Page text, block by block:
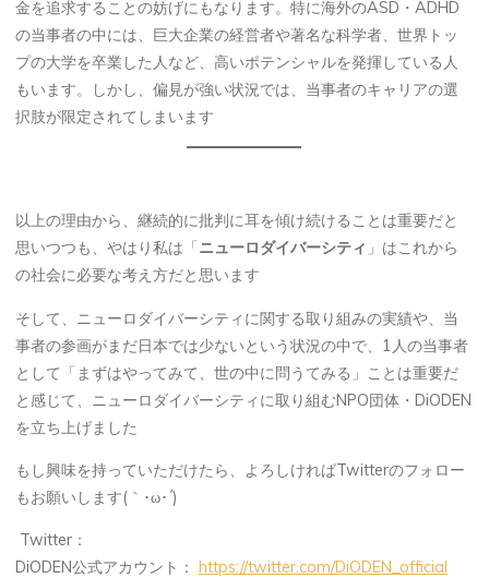
金を追求することの妨げにもなります。特に海外のASD・ADHD
の当事者の中には、巨大企業の経営者や著名な科学者、世界トッ
プの大学を卒業した人など、高いポテンシャルを発揮している人
もいます。しかし、偏見が強い状況では、当事者のキャリアの選
択肢が限定されてしまいます
以上の理由から、継続的に批判に耳を傾け続けることは重要だと
思いつつも、やはり私は「 ニューロダイバーシティ 」はこれから
の社会に必要な考え方だと思います
そして、ニューロダイバーシティに関する取り組みの実績や、当
事者の参画がまだ日本では少ないという状況の中で、1人の当事者
として「まずはやってみて、世の中に問うてみる」ことは重要だ
と感じて、ニューロダイバーシティに取り組むNPO団体・DiODEN
を立ち上げました
もし興味を持っていただけたら、よろしければTwitterのフォロー
もお願いします(｀･ω･´)ゞ
Twitter：
DiODEN公式アカウント：https://twitter.com/DiODEN_official